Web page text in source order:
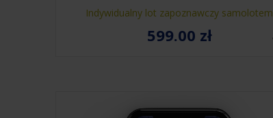
Indywidualny lot zapoznawczy samolotem
599.00 zł